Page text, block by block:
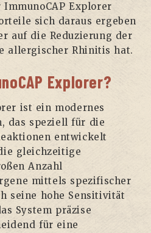
Explorer
sich daraus ergeben
auf die Reduzierung der
allergischer Rhinitis hat.
Explorer?
ist ein modernes
das speziell für die
entwickelt
gleichzeitige
Anzahl
mittels spezifischer
seine hohe Sensitivität
System präzise
für eine